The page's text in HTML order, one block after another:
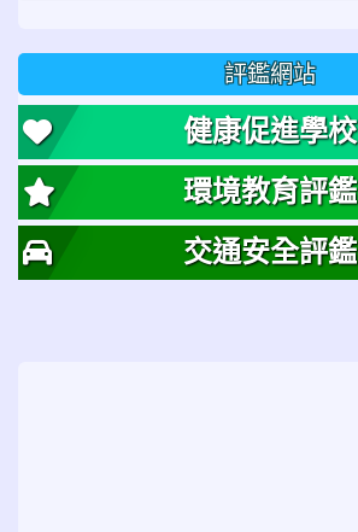
評鑑網站
健康促進學校
環境教育評鑑
交通安全評鑑